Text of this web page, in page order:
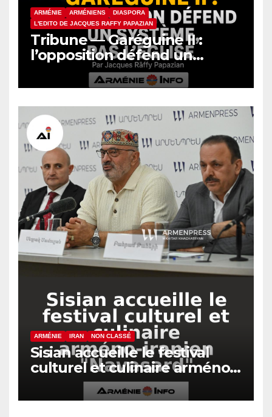
ARMÉNIE ARMÉNIENS
DIASPORA
L'EDITO DE JACQUES RAFFY PAPAZIAN
Tribune — Garéguine II :
l’opposition défend un
système, pas l’Église
ARMÉNIE IRAN NON CLASSÉ
Sisian accueille le festival
culturel et culinaire arméno-
iranien « Navasard »